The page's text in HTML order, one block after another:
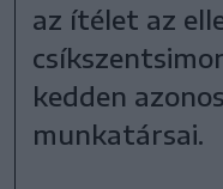
az ítélet az
kedden
munkatársai.